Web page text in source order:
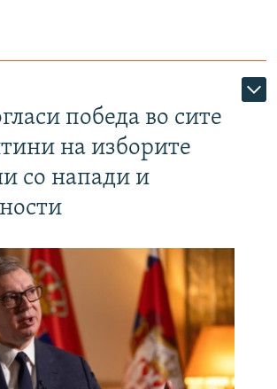
победа во сите
на изборите
со напади и